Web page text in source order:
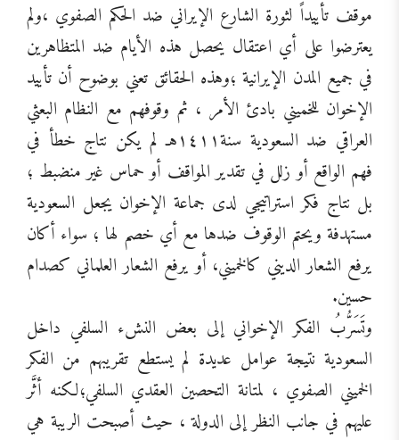
موقف تأييداً لثورة الشارع الإيراني ضد الحكم الصفوي ،ولم
يعترضوا على أي اعتقال يحصل هذه الأيام ضد المتظاهرين
في جميع المدن الإيرانية ؛وهذه الحقائق تعني بوضوح أن تأييد
الإخوان للخميني بادئ الأمر ، ثم وقوفهم مع النظام البعثي
العراقي ضد السعودية سنة١٤١١هـ لم يكن نتاج خطأ في
فهم الواقع أو زلل في تقدير المواقف أو حماس غير منضبط ؛
بل نتاج فكر استراتيجي لدى جماعة الإخوان يجعل السعودية
مستهدفة ويحتم الوقوف ضدها مع أي خصم لها ؛ سواء أكان
يرفع الشعار الديني كالخميني، أو يرفع الشعار العلماني كصدام
حسين.
وتَسَرُّبُ الفكر الإخواني إلى بعض النشء السلفي داخل
السعودية نتيجة عوامل عديدة لم يستطع تقريبهم من الفكر
الخميني الصفوي ، لمتانة التحصين العقدي السلفي؛لكنه أثَّر
عليهم في جانب النظر إلى الدولة ، حيث أصبحت الريبة هي